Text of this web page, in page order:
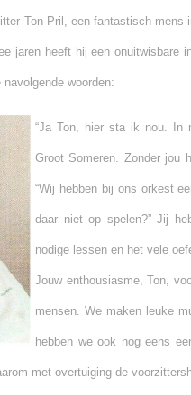
Ton Pril, een fantastisch
jaren heeft hij een onuitwisbare
woorden:
“Ja Ton, hier sta ik nou. In
Groot Someren. Zonder jou
“Wij hebben bij ons orkest
daar niet op spelen?” Jij
nodige lessen en het vele
Jouw enthousiasme, Ton,
mensen. We maken leuke
hebben we ook nog eens
met overtuiging de